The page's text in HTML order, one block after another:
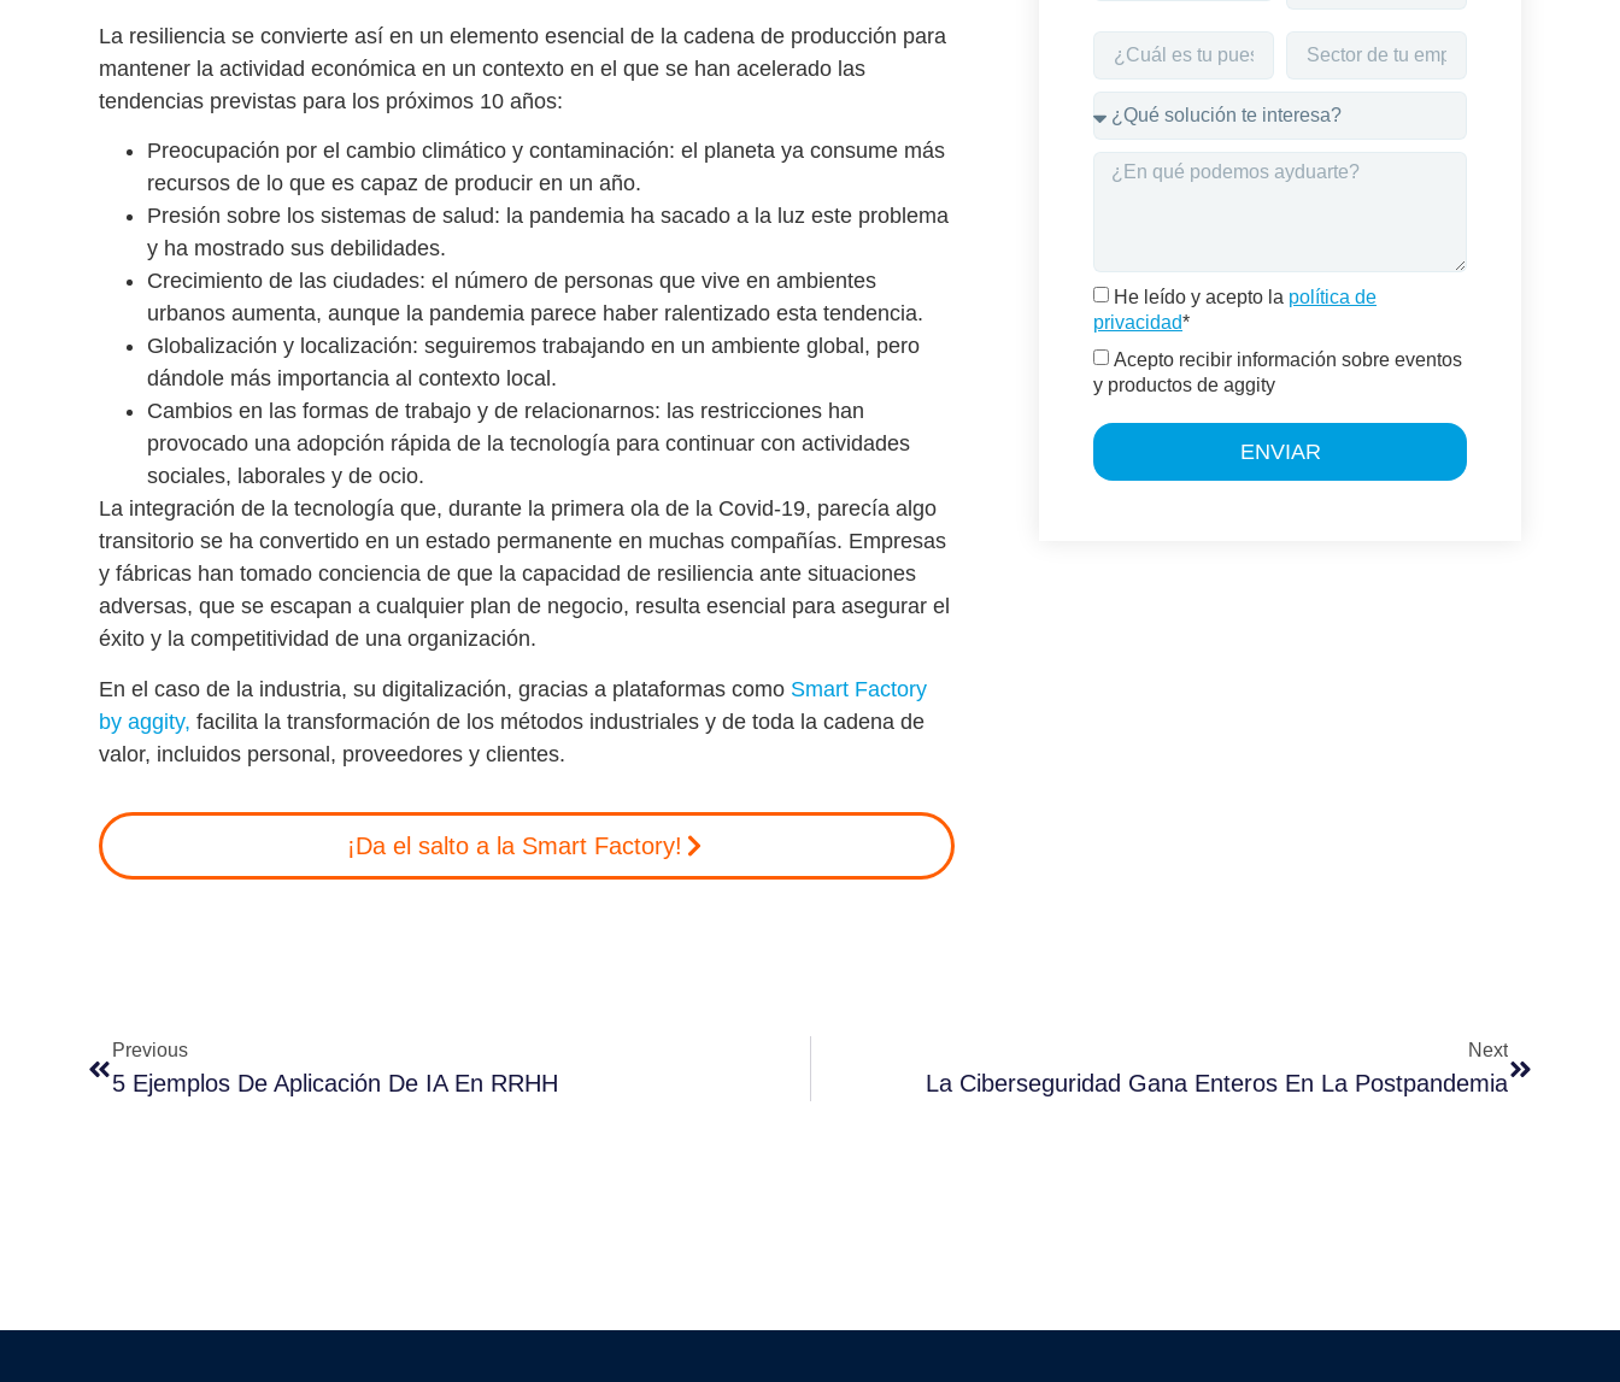
La resiliencia se convierte así en un elemento esencial de la cadena de producción para
mantener la actividad económica en un contexto en el que se han acelerado las
tendencias previstas para los próximos 10 años:
Preocupación por el cambio climático y contaminación: el planeta ya consume más
recursos de lo que es capaz de producir en un año.
Presión sobre los sistemas de salud: la pandemia ha sacado a la luz este problema
y ha mostrado sus debilidades.
Crecimiento de las ciudades: el número de personas que vive en ambientes
urbanos aumenta, aunque la pandemia parece haber ralentizado esta tendencia.
Globalización y localización: seguiremos trabajando en un ambiente global, pero
dándole más importancia al contexto local.
Cambios en las formas de trabajo y de relacionarnos: las restricciones han
provocado una adopción rápida de la tecnología para continuar con actividades
sociales, laborales y de ocio.
La integración de la tecnología que, durante la primera ola de la Covid-19, parecía algo
transitorio se ha convertido en un estado permanente en muchas compañías. Empresas
y fábricas han tomado conciencia de que la capacidad de resiliencia ante situaciones
adversas, que se escapan a cualquier plan de negocio, resulta esencial para asegurar el
éxito y la competitividad de una organización.
En el caso de la industria, su digitalización, gracias a plataformas como Smart Factory
by aggity, facilita la transformación de los métodos industriales y de toda la cadena de
valor, incluidos personal, proveedores y clientes.
¡Da el salto a la Smart Factory!
He leído y acepto la política de
privacidad*
Acepto recibir información sobre eventos
y productos de aggity
ENVIAR
Previous
5 Ejemplos De Aplicación De IA En RRHH
Next
La Ciberseguridad Gana Enteros En La Postpandemia